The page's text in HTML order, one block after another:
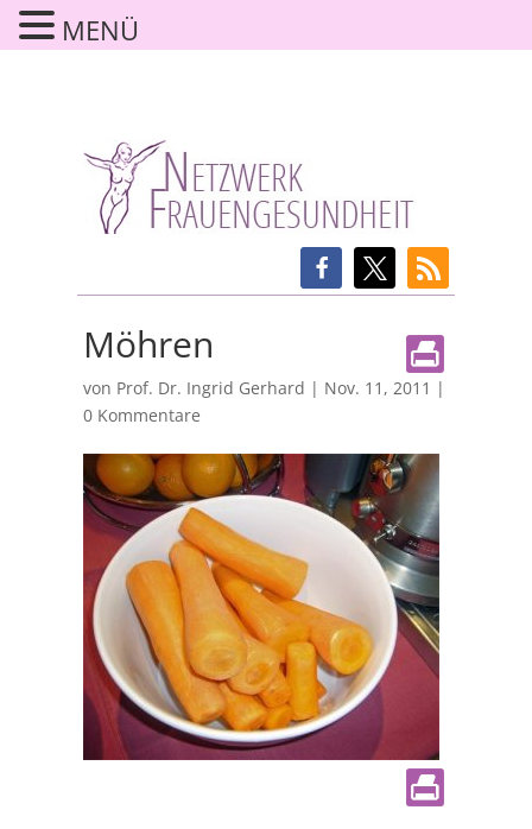
Möhren
von Prof. Dr. Ingrid Gerhard | Nov. 11, 2011 |
0 Kommentare
MENÜ